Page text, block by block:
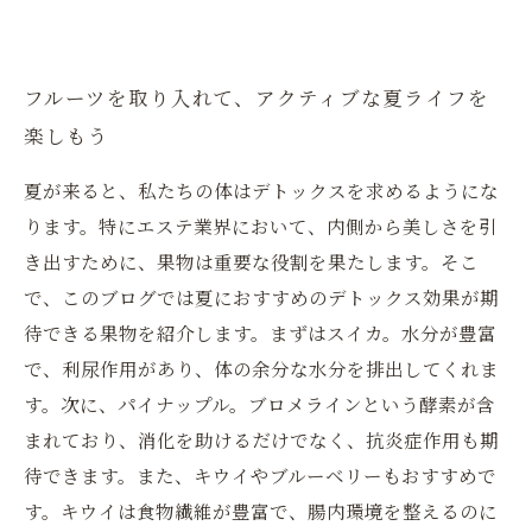
フルーツを取り入れて、アクティブな夏ライフを
楽しもう
夏が来ると、私たちの体はデトックスを求めるようにな
ります。特にエステ業界において、内側から美しさを引
き出すために、果物は重要な役割を果たします。そこ
で、このブログでは夏におすすめのデトックス効果が期
待できる果物を紹介します。まずはスイカ。水分が豊富
で、利尿作用があり、体の余分な水分を排出してくれま
す。次に、パイナップル。ブロメラインという酵素が含
まれており、消化を助けるだけでなく、抗炎症作用も期
待できます。また、キウイやブルーベリーもおすすめで
す。キウイは食物繊維が豊富で、腸内環境を整えるのに